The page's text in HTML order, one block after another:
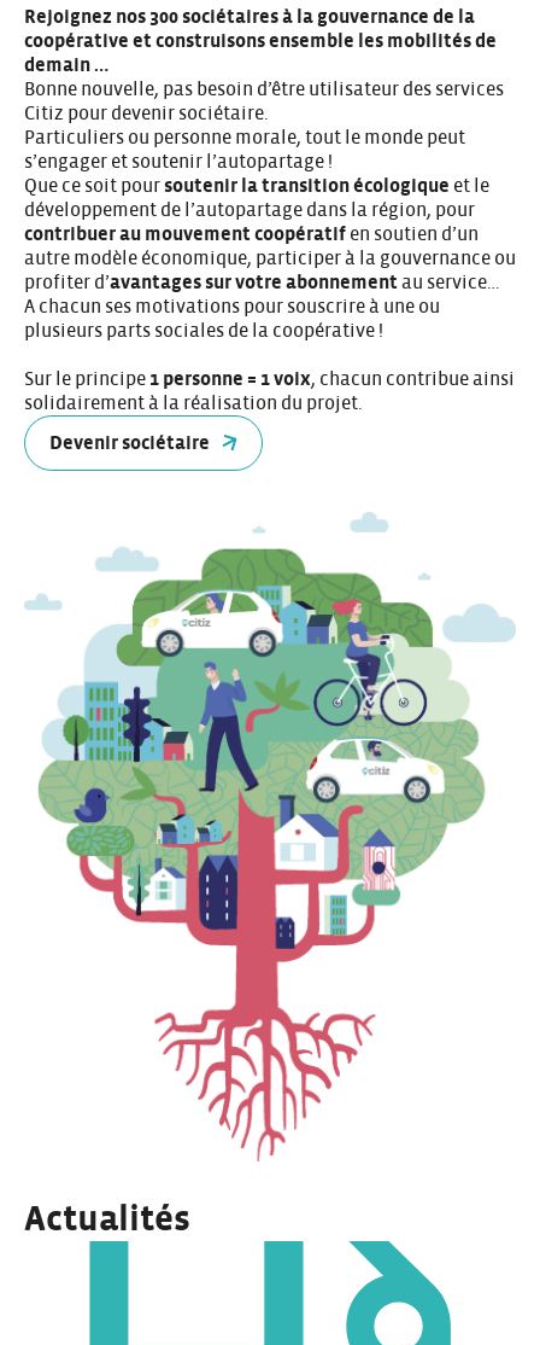
Rejoignez nos 300 sociétaires à la gouvernance de la
coopérative et construisons ensemble les mobilités de
demain …
Bonne nouvelle, pas besoin d’être utilisateur des services
Citiz pour devenir sociétaire.
Particuliers ou personne morale, tout le monde peut
s’engager et soutenir l’autopartage !
Que ce soit poursoutenir la transition écologique et le
développement de l’autopartage dans la région, pour
contribuer au mouvement coopératif en soutien d’un
autre modèle économique, participer à la gouvernance ou
profiter d’avantages sur votre abonnement au service…
A chacun ses motivations pour souscrire à une ou
plusieurs parts sociales de la coopérative !
Sur le principe 1 personne = 1 voix, chacun contribue ainsi
solidairement à la réalisation du projet.
Devenir sociétaire
Actualités